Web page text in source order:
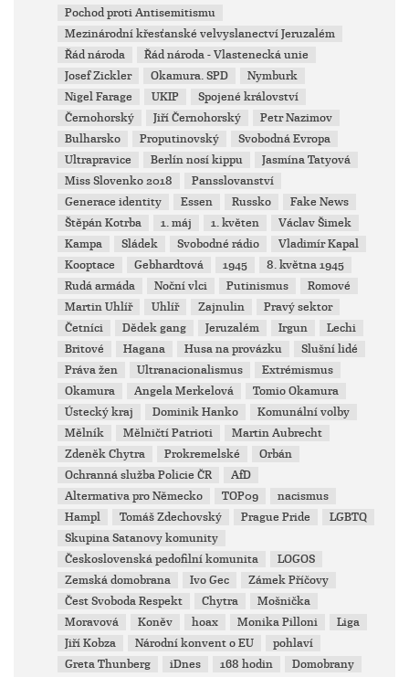
Pochod proti Antisemitismu
Mezinárodní křesťanské velvyslanectví Jeruzalém
Řád národa
Řád národa - Vlastenecká unie
Josef Zickler
Okamura. SPD
Nymburk
Nigel Farage
UKIP
Spojené království
Černohorský
Jiří Černohorský
Petr Nazimov
Bulharsko
Proputinovský
Svobodná Evropa
Ultrapravice
Berlín nosí kippu
Jasmína Tatyová
Miss Slovenko 2018
Pansslovanství
Generace identity
Essen Russko
Fake News
Štěpán Kotrba
1. máj 1. květen
Václav Šimek
Kampa
Sládek Svobodné rádio
Vladimír Kapal
Kooptace
Gebhardtová 1945
8. května 1945
Rudá armáda
Noční vlci Putinismus
Romové
Martin Uhlíř
Uhlíř Zajnulin
Pravý sektor
Četníci
Dědek gang Jeruzalém Irgun
Lechi
Britové
Hagana Husa na provázku
Slušní lidé
Práva žen
Ultranacionalismus
Extrémismus
Okamura
Angela Merkelová
Tomio Okamura
Ústecký kraj
Dominik Hanko
Komunální volby
Mělník
Mělničtí Patrioti
Martin Aubrecht
Zdeněk Chytra
Prokremelské
Orbán
Ochranná služba Policie ČR
AfD
Altermativa pro Německo
TOP09
nacismus
Hampl
Tomáš Zdechovský Prague Pride
LGBTQ
Skupina Satanovy komunity
Československá pedofilní komunita
LOGOS
Zemská domobrana
Ivo Gec
Zámek Příčovy
Čest Svoboda Respekt
Chytra
Mošnička
Moravová
Koněv hoax Monika Pilloni
Liga
Jiří Kobza
Národní konvent o EU
pohlaví
Greta Thunberg
iDnes 168 hodin
Domobrany